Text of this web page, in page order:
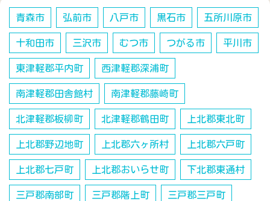
青森市 弘前市 八戸市 黒石市 五所川原市
十和田市 三沢市 むつ市 つがる市 平川市
東津軽郡平内町 西津軽郡深浦町
南津軽郡田舎館村 南津軽郡藤崎町
北津軽郡板柳町 北津軽郡鶴田町 上北郡東北町
上北郡野辺地町 上北郡六ヶ所村 上北郡六戸町
上北郡七戸町 上北郡おいらせ町 下北郡東通村
三戸郡南部町 三戸郡階上町 三戸郡三戸町